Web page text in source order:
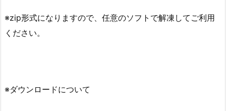
※zip形式になりますので、任意のソフトで解凍してご利用
ください。
※ダウンロードについて